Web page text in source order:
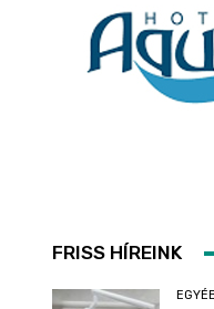
FRISS HÍREINK